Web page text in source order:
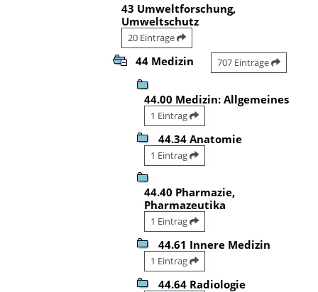
43 Umweltforschung,
Umweltschutz
20 Einträge
44 Medizin 707 Einträge
44.00 Medizin: Allgemeines
1 Eintrag
44.34 Anatomie
1 Eintrag
44.40 Pharmazie,
Pharmazeutika
1 Eintrag
44.61 Innere Medizin
1 Eintrag
44.64 Radiologie